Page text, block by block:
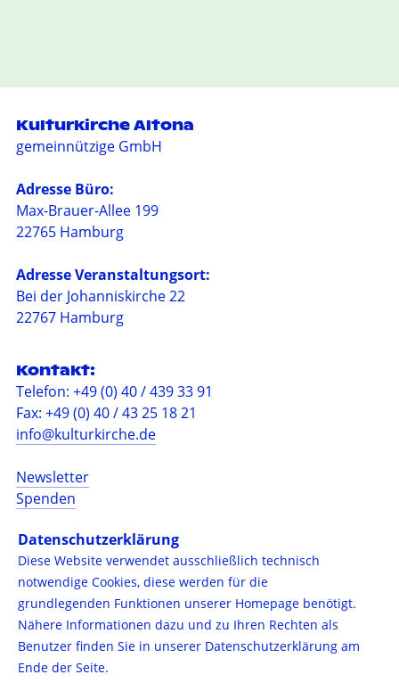
Kulturkirche Altona
gemeinnützige GmbH
Adresse Büro:
Max-Brauer-Allee 199
22765 Hamburg
Adresse Veranstaltungsort:
Bei der Johanniskirche 22
22767 Hamburg
Kontakt:
Telefon: +49 (0) 40 / 439 33 91
Fax: +49 (0) 40 / 43 25 18 21
info@kulturkirche.de
Newsletter
Spenden
Impressum
Datenschutzerklärung
Presse
Folgen Sie uns auf:
Instagram
Datenschutzerklärung
Diese Website verwendet ausschließlich technisch
notwendige Cookies, diese werden für die
grundlegenden Funktionen unserer Homepage benötigt.
Nähere Informationen dazu und zu Ihren Rechten als
Benutzer finden Sie in unserer Datenschutzerklärung am
Ende der Seite.